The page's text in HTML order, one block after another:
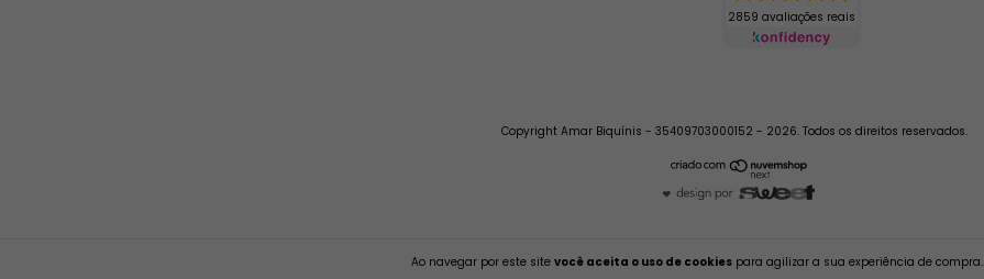
Ao navegar por este site você aceita o uso de cookies para agilizar a sua experiência de compra.
2859 avaliações reais
Copyright Amar Biquínis - 35409703000152 - 2026. Todos os direitos reservados.